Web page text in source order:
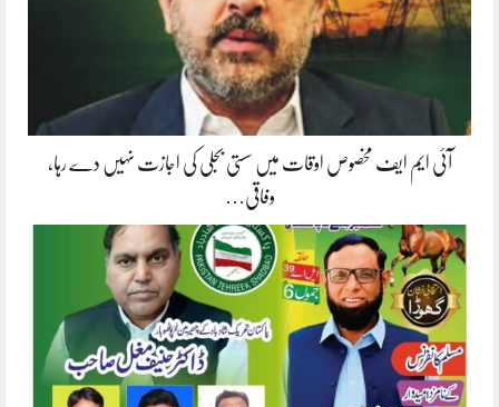
آئی ایم ایف مخصوص اوقات میں سستی بجلی کی اجازت نہیں دے رہا،
وفاقی…